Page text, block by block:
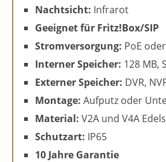
Nachtsicht: Infrarot
Geeignet für Fritz!Box/SIP
Stromversorgung: PoE
Interner Speicher: 128 MB,
Externer Speicher: DVR,
Montage: Aufputz oder
Material: V2A und V4A
Schutzart: IP65
10 Jahre Garantie